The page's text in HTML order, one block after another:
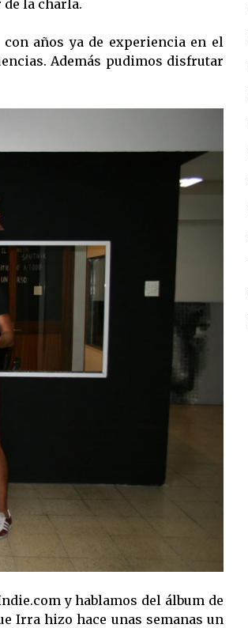
la charla.
con años ya de experiencia en el
Además pudimos disfrutar
y hablamos del álbum de
Irra hizo hace unas semanas un